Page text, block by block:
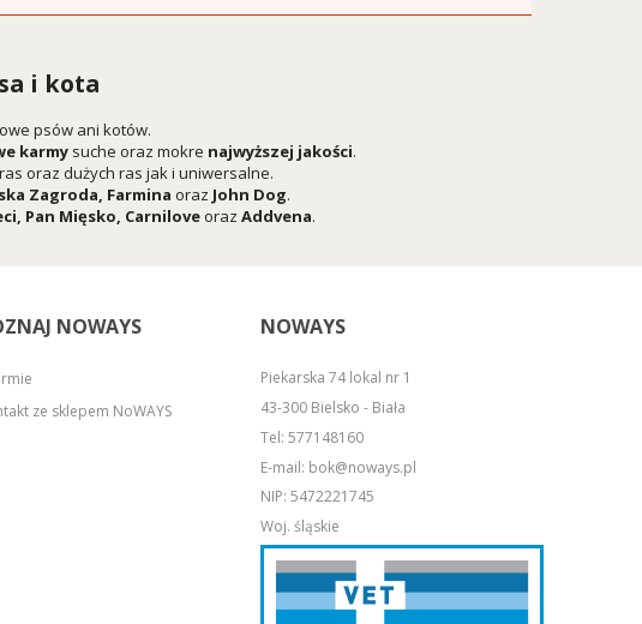
i kota
psów ani kotów.
karmy suche oraz mokre najwyższej jakości.
oraz dużych ras jak i uniwersalne.
Zagroda, Farmina oraz John Dog.
, Pan Mięsko, Carniloveoraz Addvena.
NOWAYS
ze sklepem NoWAYS
NOWAYS
Piekarska 74 lokal nr 1
43-300 Bielsko - Biała
Tel: 577148160
E-mail: bok@noways.pl
NIP: 5472221745
Woj. śląskie